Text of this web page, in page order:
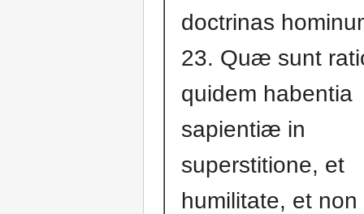
doctrinas
23. Quæ sunt
quidem habentia
sapientiæ in
superstitione, et
humilitate, et non